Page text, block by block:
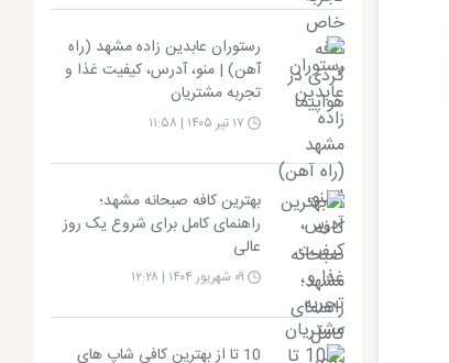
رستوران عابدین زاده مشهد (راه
آهن) | منو، آدرس، کیفیت غذا و
تجربه مشتریان
بهترین کافه صبحانه مشهد؛
راهنمای کامل برای شروع یک روز
عالی
۰۹ شهریور ۱۴۰۴ | ۱۲:۲۸
10 تا از بهترین کافی شاپ های